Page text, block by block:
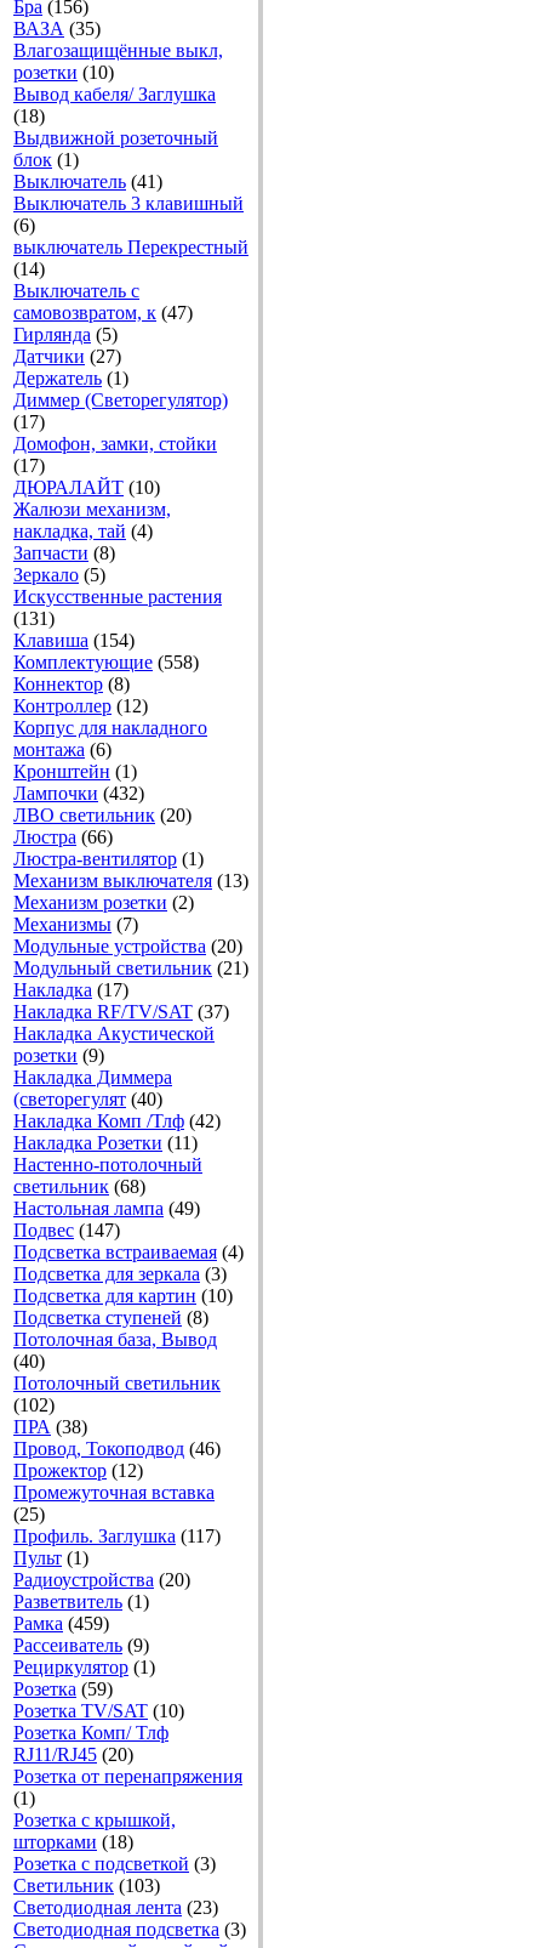
Бра (156)
ВАЗА (35)
Влагозащищённые выкл,
розетки (10)
Вывод кабеля/ Заглушка
(18)
Выдвижной розеточный
блок (1)
Выключатель (41)
Выключатель 3 клавишный
(6)
выключатель Перекрестный
(14)
Выключатель с
самовозвратом, к (47)
Гирлянда (5)
Датчики (27)
Держатель (1)
Диммер (Светорегулятор)
(17)
Домофон, замки, стойки
(17)
ДЮРАЛАЙТ (10)
Жалюзи механизм,
накладка, тай (4)
Запчасти (8)
Зеркало (5)
Искусственные растения
(131)
Клавиша (154)
Комплектующие (558)
Коннектор (8)
Контроллер (12)
Корпус для накладного
монтажа (6)
Кронштейн (1)
Лампочки (432)
ЛВО светильник (20)
Люстра (66)
Люстра-вентилятор (1)
Механизм выключателя (13)
Механизм розетки (2)
Механизмы (7)
Модульные устройства (20)
Модульный светильник (21)
Накладка (17)
Накладка RF/TV/SAT (37)
Накладка Акустической
розетки (9)
Накладка Диммера
(светорегулят (40)
Накладка Комп /Тлф (42)
Накладка Розетки (11)
Настенно-потолочный
светильник (68)
Настольная лампа (49)
Подвес (147)
Подсветка встраиваемая (4)
Подсветка для зеркала (3)
Подсветка для картин (10)
Подсветка ступеней (8)
Потолочная база, Вывод
(40)
Потолочный светильник
(102)
ПРА (38)
Провод, Токоподвод (46)
Прожектор (12)
Промежуточная вставка
(25)
Профиль. Заглушка (117)
Пульт (1)
Радиоустройства (20)
Разветвитель (1)
Рамка (459)
Рассеиватель (9)
Рециркулятор (1)
Розетка (59)
Розетка TV/SAT (10)
Розетка Комп/ Тлф
RJ11/RJ45 (20)
Розетка от перенапряжения
(1)
Розетка с крышкой,
шторками (18)
Розетка с подсветкой (3)
Светильник (103)
Светодиодная лента (23)
Светодиодная подсветка (3)